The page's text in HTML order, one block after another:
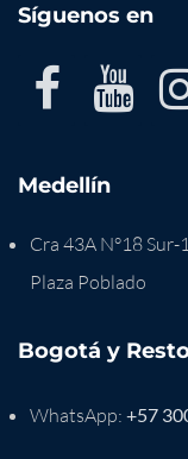
Síguenos en
Medellín
Cra 43A N°18
Plaza Poblado
Bogotá y
WhatsApp: +57